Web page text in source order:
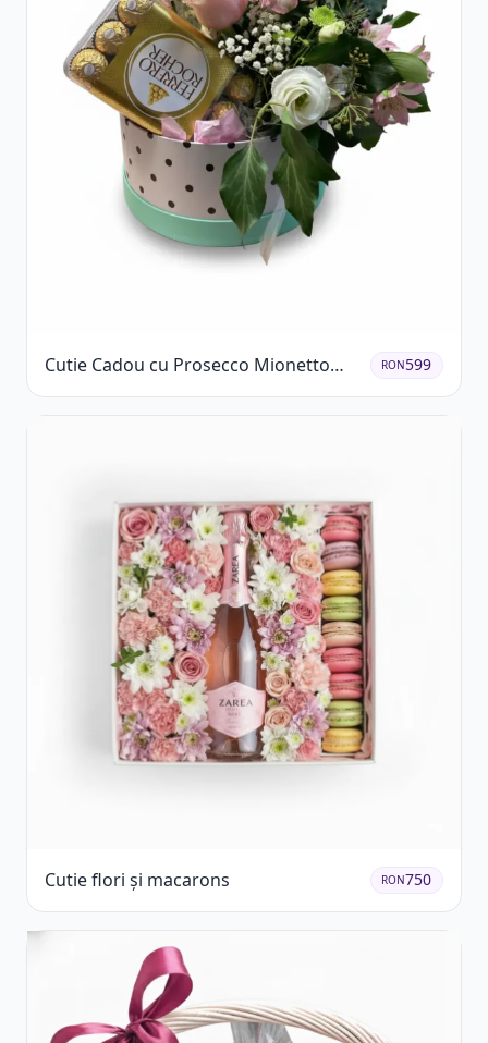
Cutie Cadou cu Prosecco Mionetto
Ferrero Rocher și Flori Pastelate
RON599
Cutie flori și macarons RON750